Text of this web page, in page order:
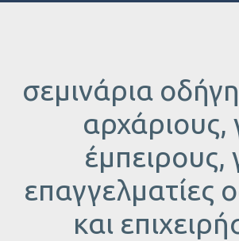
σεμινάρια
αρχάριους,
έμπειρους,
επαγγελματίες
και